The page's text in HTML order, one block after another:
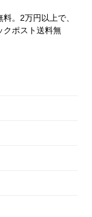
。2万円以上で、
クポスト送料無